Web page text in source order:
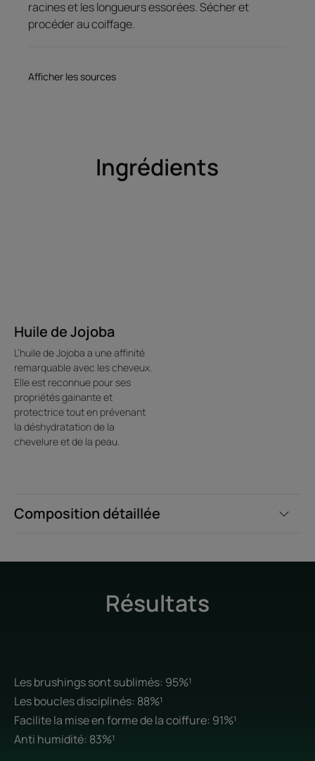
Senteur du contenu
Un accord hespéridé vert aux notes de gingembre, qui laisse
racines et les longueurs essorées. Sécher et
procéder au coiffage.
Afficher les sources
Ingrédients
Composition détaillée
Huile de Jojoba
L’huile de Jojoba a une affinité
remarquable avec les cheveux.
Elle est reconnue pour ses
propriétés gainante et
protectrice tout en prévenant
la déshydratation de la
chevelure et de la peau.
Résultats
Les brushings sont sublimés: 95%¹
Les boucles disciplinés: 88%¹
Facilite la mise en forme de la coiffure: 91%¹
Anti humidité: 83%¹